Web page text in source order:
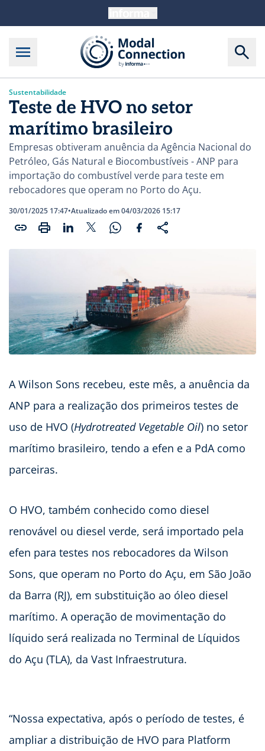
Sustentabilidade
Teste de HVO no setor
marítimo brasileiro
Empresas obtiveram anuência da Agência Nacional do
Petróleo, Gás Natural e Biocombustíveis - ANP para
importação do combustível verde para teste em
rebocadores que operam no Porto do Açu.
30/01/2025 17:47•Atualizado em 04/03/2026 15:17
A Wilson Sons recebeu, este mês, a anuência da
ANP para a realização dos primeiros testes de
uso de HVO (Hydrotreated Vegetable Oil) no setor
marítimo brasileiro, tendo a efen e a PdA como
parceiras.
O HVO, também conhecido como diesel
renovável ou diesel verde, será importado pela
efen para testes nos rebocadores da Wilson
Sons, que operam no Porto do Açu, em São João
da Barra (RJ), em substituição ao óleo diesel
marítimo. A operação de movimentação do
líquido será realizada no Terminal de Líquidos
do Açu (TLA), da Vast Infraestrutura.
“Nossa expectativa, após o período de testes, é
ampliar a distribuição de HVO para Platform